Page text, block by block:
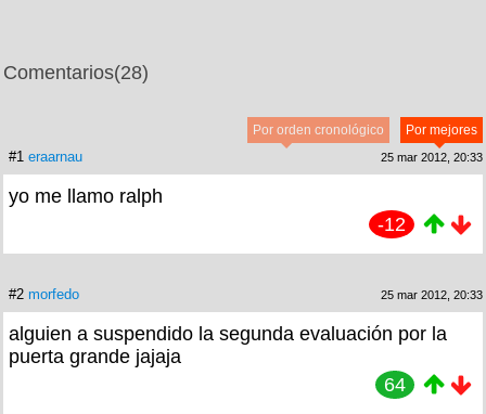
Comentarios(28)
Por mejores
Por orden cronológico
#1 eraarnau 25 mar 2012, 20:33
yo me llamo ralph
-12
#2 morfedo 25 mar 2012, 20:33
alguien a suspendido la segunda evaluación por la
puerta grande jajaja
64